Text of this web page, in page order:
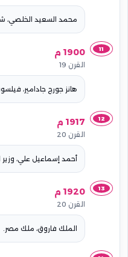
محمد السعيد الخلصي،
11 1900 م
القرن 19
هانز جورج جادامير،
12 1917 م
القرن 20
أحمد إسماعيل علي،
13 1920 م
القرن 20
الملك فاروق، ملك مصر.